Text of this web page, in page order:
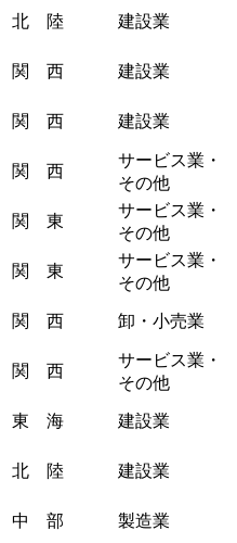
北 陸 建設業
関 西 建設業
関 西 建設業
関 西
サービス業・
その他
関 東
サービス業・
その他
関 東
サービス業・
その他
関 西 卸・小売業
関 西
サービス業・
その他
東 海 建設業
北 陸 建設業
中 部 製造業